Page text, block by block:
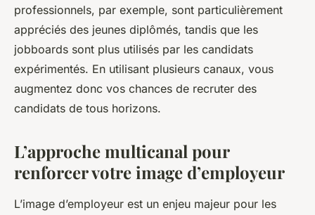
professionnels, par exemple, sont particulièrement
appréciés des jeunes diplômés, tandis que les
jobboards sont plus utilisés par les candidats
expérimentés. En utilisant plusieurs canaux, vous
augmentez donc vos chances de recruter des
candidats de tous horizons.
L’approche multicanal pour
renforcer votre image d’employeur
L’image d’employeur est un enjeu majeur pour les